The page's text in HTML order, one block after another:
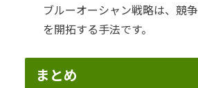
ブルーオーシャン戦略は、競
を開拓する手法です。
まとめ